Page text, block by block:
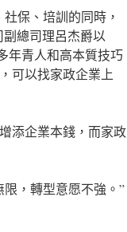
保、培訓的同時，
總司理呂杰爵以
年青人和高本質技巧
可以找家政企業上
添企業本錢，而家政
，轉型意愿不強。”